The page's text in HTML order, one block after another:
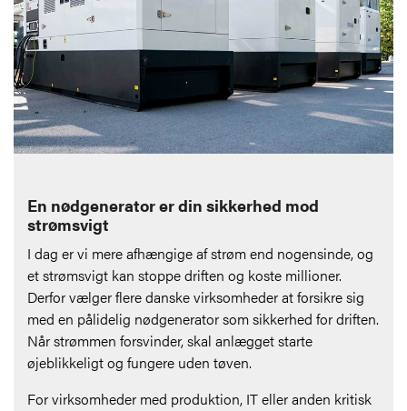
En nødgenerator er din sikkerhed mod
strømsvigt
I dag er vi mere afhængige af strøm end nogensinde, og
et strømsvigt kan stoppe driften og koste millioner.
Derfor vælger flere danske virksomheder at forsikre sig
med en pålidelig nødgenerator som sikkerhed for driften.
Når strømmen forsvinder, skal anlægget starte
øjeblikkeligt og fungere uden tøven.
For virksomheder med produktion, IT eller anden kritisk